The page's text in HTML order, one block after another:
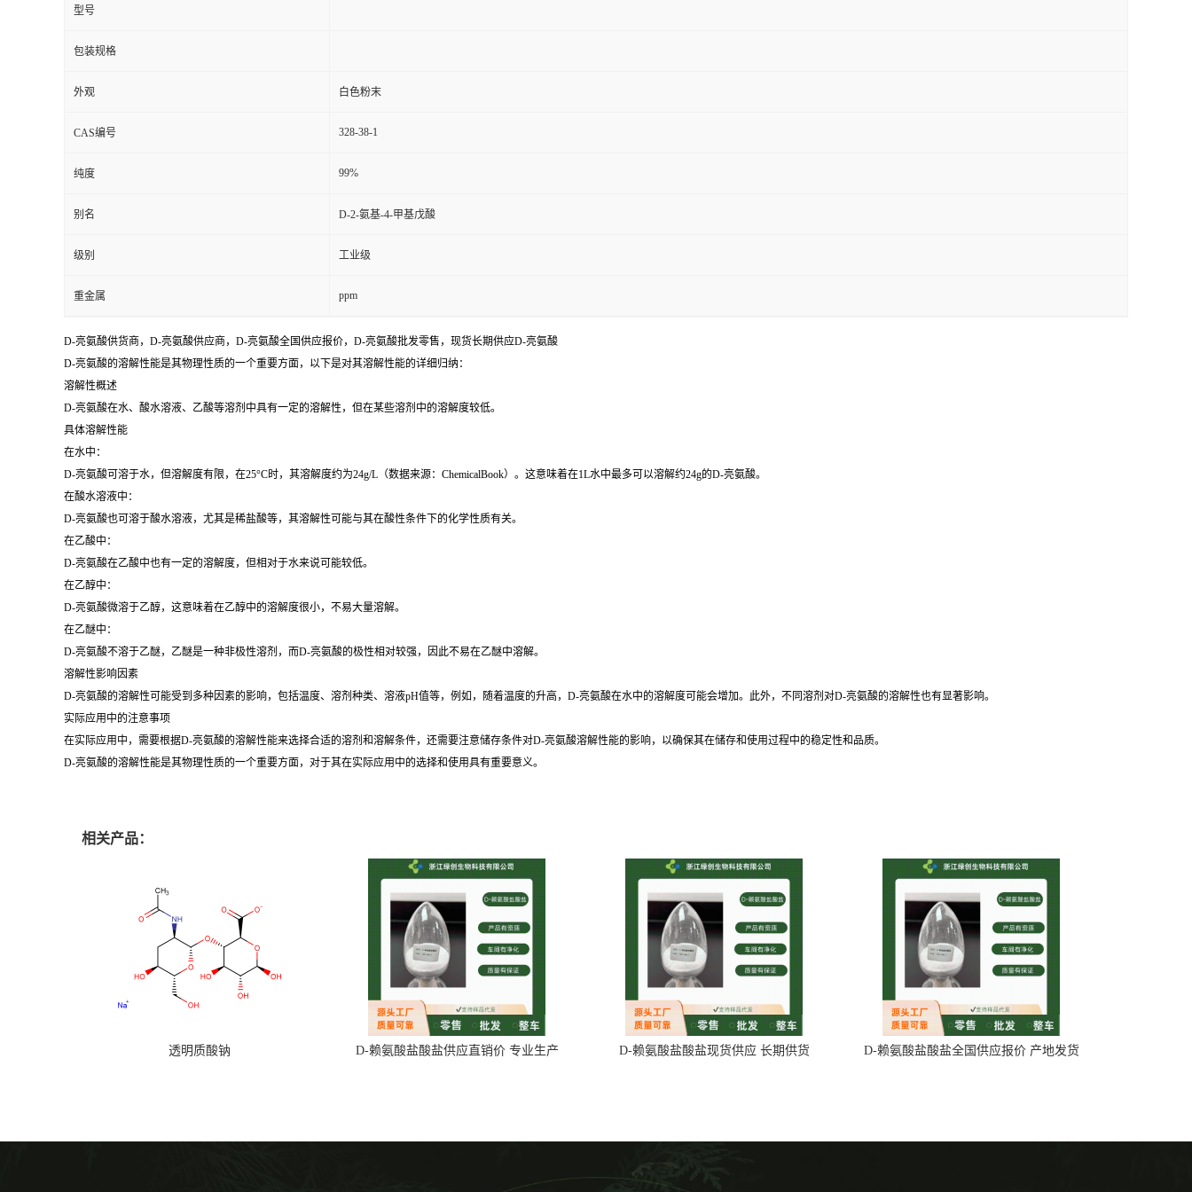
型号
包装规格
外观 白色粉末
CAS编号 328-38-1
纯度 99%
别名 D-2-氨基-4-甲基戊酸
级别 工业级
重金属 ppm
D-亮氨酸供货商，D-亮氨酸供应商，D-亮氨酸全国供应报价，D-亮氨酸批发零售，现货长期供应D-亮氨酸
D-亮氨酸的溶解性能是其物理性质的一个重要方面，以下是对其溶解性能的详细归纳：
溶解性概述
D-亮氨酸在水、酸水溶液、乙酸等溶剂中具有一定的溶解性，但在某些溶剂中的溶解度较低。
具体溶解性能
在水中：
D-亮氨酸可溶于水，但溶解度有限，在25°C时，其溶解度约为24g/L（数据来源：ChemicalBook）。这意味着在1L水中最多可以溶解约24g的D-亮氨酸。
在酸水溶液中：
D-亮氨酸也可溶于酸水溶液，尤其是稀盐酸等，其溶解性可能与其在酸性条件下的化学性质有关。
在乙酸中：
D-亮氨酸在乙酸中也有一定的溶解度，但相对于水来说可能较低。
在乙醇中：
D-亮氨酸微溶于乙醇，这意味着在乙醇中的溶解度很小，不易大量溶解。
在乙醚中：
D-亮氨酸不溶于乙醚，乙醚是一种非极性溶剂，而D-亮氨酸的极性相对较强，因此不易在乙醚中溶解。
溶解性影响因素
D-亮氨酸的溶解性可能受到多种因素的影响，包括温度、溶剂种类、溶液pH值等，例如，随着温度的升高，D-亮氨酸在水中的溶解度可能会增加。此外，不同溶剂对D-亮氨酸的溶解性也有显著影响。
实际应用中的注意事项
在实际应用中，需要根据D-亮氨酸的溶解性能来选择合适的溶剂和溶解条件，还需要注意储存条件对D-亮氨酸溶解性能的影响，以确保其在储存和使用过程中的稳定性和品质。
D-亮氨酸的溶解性能是其物理性质的一个重要方面，对于其在实际应用中的选择和使用具有重要意义。
相关产品：
透明质酸钠 D-赖氨酸盐酸盐供应直销价 专业生产 D-赖氨酸盐酸盐现货供应 长期供货 D-赖氨酸盐酸盐全国供应报价 产地发货